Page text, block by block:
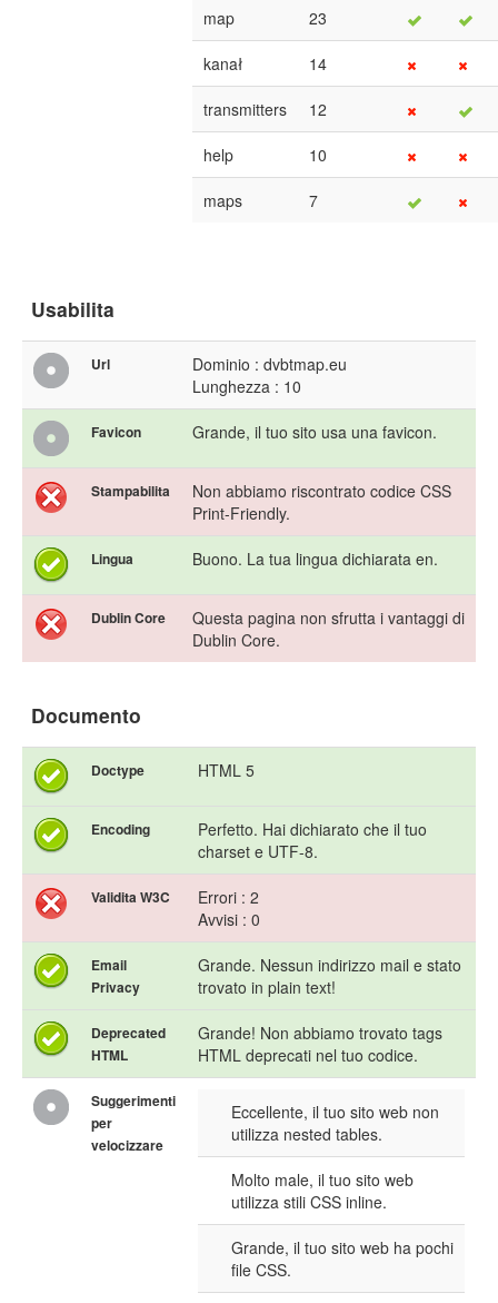
map
23
kanał 14
transmitters 12
help 10
maps 7
Usabilita
Url
Dominio : dvbtmap.eu
Lunghezza : 10
Favicon Grande, il tuo sito usa una favicon.
Stampabilita
Non abbiamo riscontrato codice CSS
Print-Friendly.
Lingua Buono. La tua lingua dichiarata en.
Dublin Core
Questa pagina non sfrutta i vantaggi di
Dublin Core.
Documento
Doctype HTML 5
Encoding
Perfetto. Hai dichiarato che il tuo
charset e UTF-8.
Validita W3C
Errori : 2
Avvisi : 0
Email
Privacy
Grande. Nessun indirizzo mail e stato
trovato in plain text!
Deprecated
HTML
Grande! Non abbiamo trovato tags
HTML deprecati nel tuo codice.
Suggerimenti
per
velocizzare
Eccellente, il tuo sito web non
utilizza nested tables.
Molto male, il tuo sito web
utilizza stili CSS inline.
Grande, il tuo sito web ha pochi
file CSS.